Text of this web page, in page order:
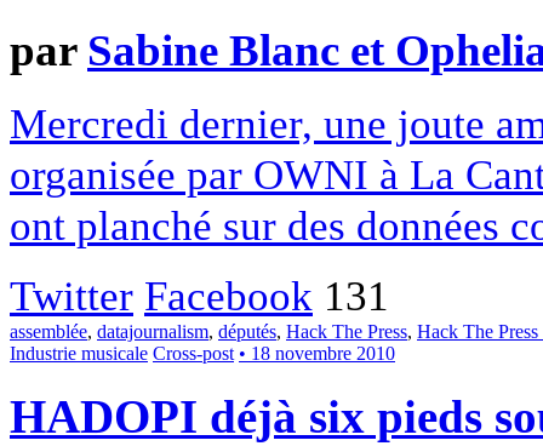
par Sabine Blanc et
Mercredi dernier, une joute
organisée par OWNI à La
ont planché sur des données
Twitter Facebook 131
assemblée, datajournalism, députés, Hack The Press, Hack The Press
Industrie musicale Cross-post • 18 novembre 2010
HADOPI déjà six pieds